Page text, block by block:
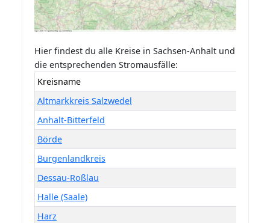
Hier findest du alle Kreise in Sachsen-Anhalt und
die entsprechenden Stromausfälle:
Kreisname
Altmarkkreis Salzwedel
Anhalt-Bitterfeld
Börde
Burgenlandkreis
Dessau-Roßlau
Halle (Saale)
Harz